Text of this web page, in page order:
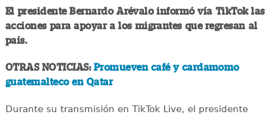
El presidente Bernardo Arévalo informó vía TikTok las
acciones para apoyar a los migrantes que regresan al
país.
OTRAS NOTICIAS: Promueven café y cardamomo
guatemalteco en Qatar
Durante su transmisión en TikTok Live, el presidente